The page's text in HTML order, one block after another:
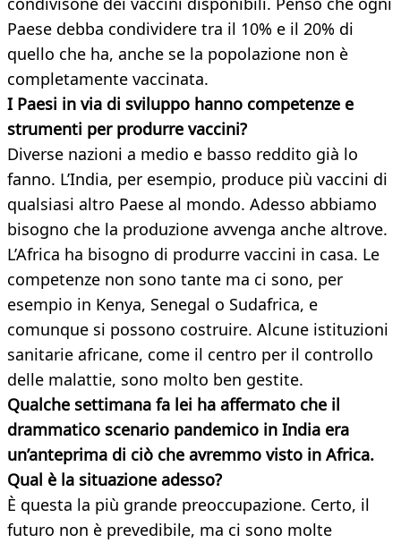
Paese debba condividere tra il 10% e il 20% di
quello che ha, anche se la popolazione non è
completamente vaccinata.
I Paesi in via di sviluppo hanno competenze e
strumenti per produrre vaccini?
Diverse nazioni a medio e basso reddito già lo
fanno. L’India, per esempio, produce più vaccini di
qualsiasi altro Paese al mondo. Adesso abbiamo
bisogno che la produzione avvenga anche altrove.
L’Africa ha bisogno di produrre vaccini in casa. Le
competenze non sono tante ma ci sono, per
esempio in Kenya, Senegal o Sudafrica, e
comunque si possono costruire. Alcune istituzioni
sanitarie africane, come il centro per il controllo
delle malattie, sono molto ben gestite.
Qualche settimana fa lei ha affermato che il
drammatico scenario pandemico in India era
un’anteprima di ciò che avremmo visto in Africa.
Qual è la situazione adesso?
È questa la più grande preoccupazione. Certo, il
futuro non è prevedibile, ma ci sono molte